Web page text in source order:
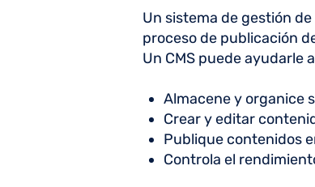
Un sistema de gestión
proceso de publicación
Un CMS puede ayudarle
Almacene y organice
Crear y editar
Publique contenidos
Controla el